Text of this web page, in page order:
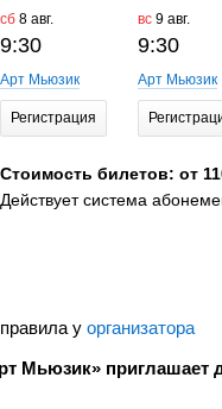
сб 8 авг.
9:30
Арт Мьюзик
Регистрация
вс 9 авг.
9:30
Арт Мьюзик
Стоимость билетов: от
Действует система
у организатора
Мьюзик» приглашает